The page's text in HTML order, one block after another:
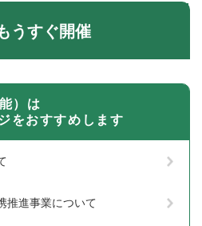
うすぐ開催
）は
をおすすめします
推進事業について